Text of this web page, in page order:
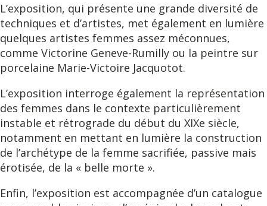
L’exposition, qui présente une grande diversité de
techniques et d’artistes, met également en lumière
quelques artistes femmes assez méconnues,
comme Victorine Geneve-Rumilly ou la peintre sur
porcelaine Marie-Victoire Jacquotot.
L’exposition interroge également la représentation
des femmes dans le contexte particulièrement
instable et rétrograde du début du XIXe siècle,
notamment en mettant en lumière la construction
de l’archétype de la femme sacrifiée, passive mais
érotisée, de la « belle morte ».
Enfin, l’exposition est accompagnée d’un catalogue